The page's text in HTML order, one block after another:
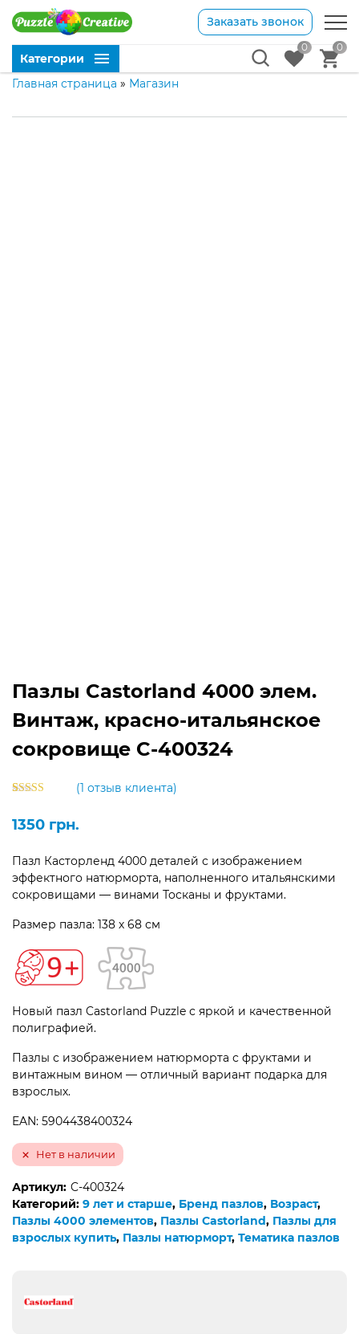
Заказать звонок
Категории
0 0
Главная страница » Магазин
Пазлы Castorland 4000 элем.
Винтаж, красно-итальянское
сокровище C-400324
основе
(1 отзыв клиента)
1350 грн.
Пазл Касторленд 4000 деталей с изображением
эффектного натюрморта, наполненного итальянскими
сокровищами — винами Тосканы и фруктами.
Размер пазла: 138 х 68 см
Новый пазл Castorland Puzzle с яркой и качественной
полиграфией.
Пазлы с изображением натюрморта с фруктами и
винтажным вином — отличный вариант подарка для
взрослых.
EAN: 5904438400324
Нет в наличии
Артикул: C-400324
Категорий: 9 лет и старше, Бренд пазлов, Возраст,
Пазлы 4000 элементов, Пазлы Castorland, Пазлы для
взрослых купить, Пазлы натюрморт, Тематика пазлов